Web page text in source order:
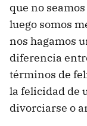
que no
luego somos
nos hagamos
diferencia
términos de
la felicidad de
divorciarse o